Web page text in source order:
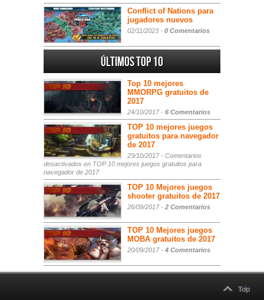
Conflict of Nations para
jugadores nuevos
02/11/2023 - 0 Comentarios
Últimos Top 10
Top 10 mejores
MMORPG gratuitos de
2017
24/10/2017 - 6 Comentarios
TOP 10 mejores juegos
gratuitos para navegador
de 2017
23/10/2017 - Comentarios
desactivados en TOP 10 mejores juegos gratuitos para
navegador de 2017
TOP 10 Mejores juegos
shooter gratuitos de 2017
26/09/2017 - 2 Comentarios
TOP 10 Mejores juegos
MOBA gratuitos de 2017
20/09/2017 - 4 Comentarios
Top